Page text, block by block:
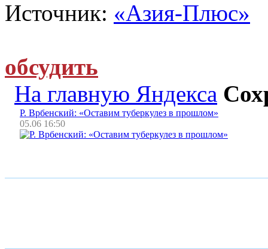
Источник: «Азия-Плюс»
обсудить
На главную Яндекса
Р. Врбенский: «Оставим туберкулез в прошлом»
05.06 16:50